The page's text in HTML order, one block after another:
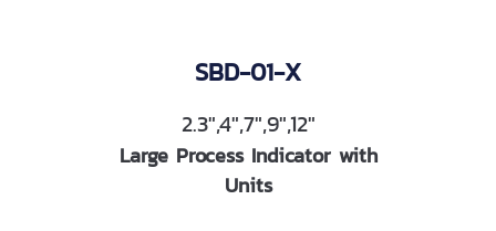
SBD-01-X
2.3",4",7",9",12"
Large Process Indicator with
Units